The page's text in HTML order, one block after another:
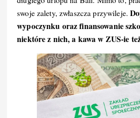
swoje zalety, zwłaszcza przywileje.
wypoczynku oraz finansowanie
niektóre z nich, a kawa w ZUS-ie